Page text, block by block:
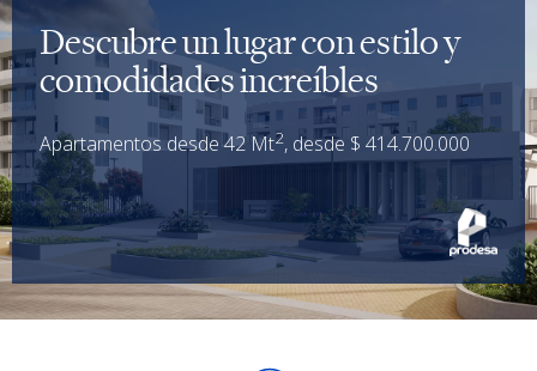
Descubre un lugar con estilo y
comodidades increíbles
Apartamentos desde 42 Mt2, desde $ 414.700.000